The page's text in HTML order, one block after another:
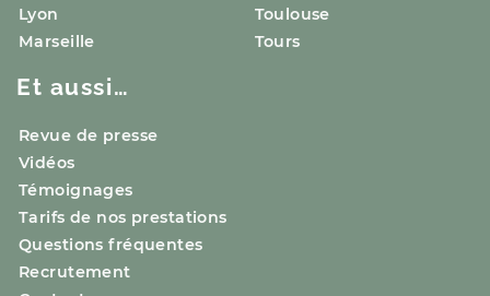
Lyon
Marseille
Toulouse
Tours
Et aussi…
Revue de presse
Vidéos
Témoignages
Tarifs de nos prestations
Questions fréquentes
Recrutement